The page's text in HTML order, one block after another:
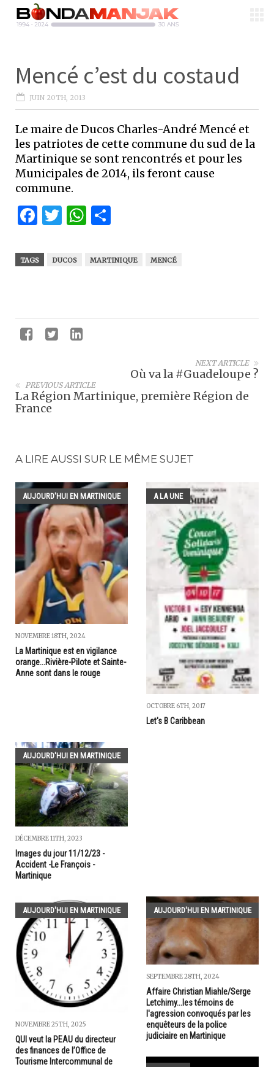
Mencé c’est du costaud
JUIN 20TH, 2013
Le maire de Ducos Charles-André Mencé et
les patriotes de cette commune du sud de la
Martinique se sont rencontrés et pour les
Municipales de 2014, ils feront cause
commune.
Facebook
Twitter
WhatsApp
TAGS DUCOS MARTINIQUE MENCÉ
NEXT ARTICLE
Où va la #Guadeloupe ?
PREVIOUS ARTICLE
La Région Martinique, première Région de
France
A LIRE AUSSI SUR LE MÊME SUJET
AUJOURD'HUI EN MARTINIQUE
NOVEMBRE 18TH, 2024
La Martinique est en vigilance
orange...Rivière-Pilote et Sainte-
Anne sont dans le rouge
A LA UNE
OCTOBRE 6TH, 2017
Let's B Caribbean
AUJOURD'HUI EN MARTINIQUE
DÉCEMBRE 11TH, 2023
Images du jour 11/12/23 -
Accident -Le François -
Martinique
AUJOURD'HUI EN MARTINIQUE
NOVEMBRE 25TH, 2025
QUI veut la PEAU du directeur
des finances de l’Office de
Tourisme Intercommunal de
AUJOURD'HUI EN MARTINIQUE
SEPTEMBRE 28TH, 2024
Affaire Christian Miahle/Serge
Letchimy...les témoins de
l'agression convoqués par les
enquêteurs de la police
judiciaire en Martinique